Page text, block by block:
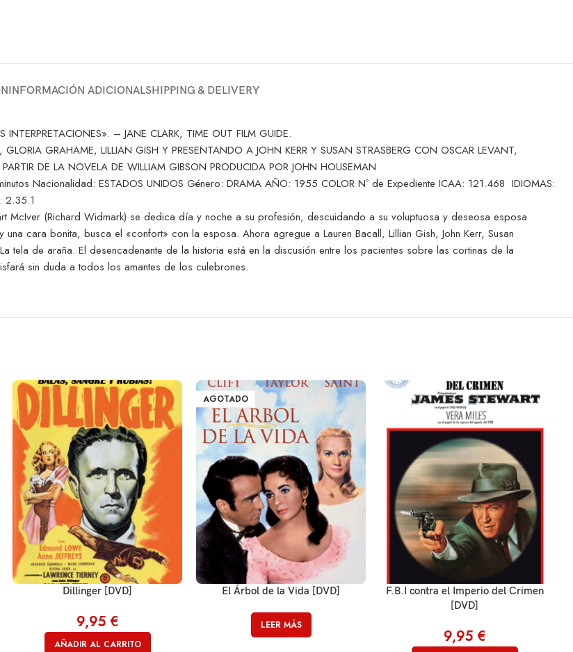
INFORMACIÓN ADICIONALSHIPPING & DELIVERY
– JANE CLARK, TIME OUT FILM GUIDE.
GRAHAME, LILLIAN GISH Y PRESENTANDO A JOHN KERR Y SUSAN STRASBERG CON OSCAR LEVANT,
DE LA NOVELA DE WILLIAM GIBSON PRODUCIDA POR JOHN HOUSEMAN
Nacionalidad: ESTADOS UNIDOS Género: DRAMA AÑO: 1955 COLOR Nº de Expediente ICAA: 121.468 IDIOMAS:
2.35.1
McIver (Richard Widmark) se dedica día y noche a su profesión, descuidando a su voluptuosa y deseosa esposa
cara bonita, busca el «confort» con la esposa. Ahora agregue a Lauren Bacall, Lillian Gish, John Kerr, Susan
tela de araña. El desencadenante de la historia está en la discusión entre los pacientes sobre las cortinas de la
sin duda a todos los amantes de los culebrones.
Dillinger [DVD]
9,95 €
AÑADIR AL CARRITO
AGOTADO
El Árbol de la Vida [DVD]
LEER MÁS
F.B.I contra el Imperio del Crimen
[DVD]
9,95 €